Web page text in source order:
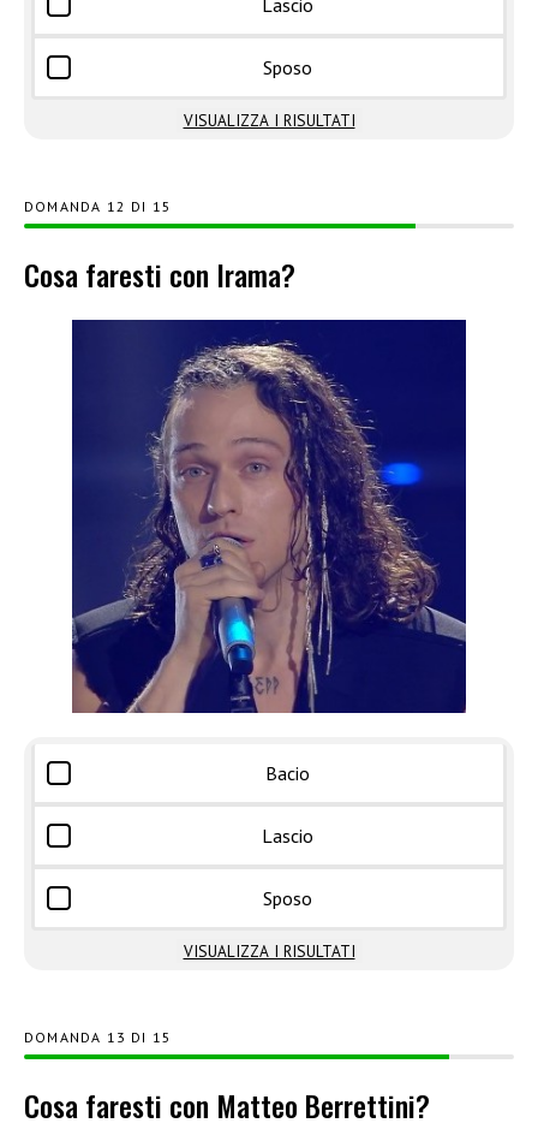
Lascio
Sposo
VISUALIZZA I RISULTATI
DOMANDA DI 15
Cosa faresti con Irama?
Bacio
Lascio
Sposo
VISUALIZZA I RISULTATI
DOMANDA DI 15
Cosa faresti con Matteo Berrettini?